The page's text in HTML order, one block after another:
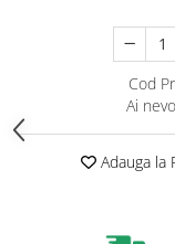
Pachete Promotionale
Plante ornamentale
Plante urcatoare
Pomi columnari
Cod
Ai
Adauga la